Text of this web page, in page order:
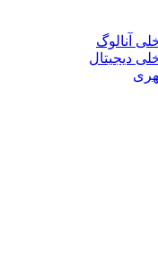
آنالوگ
دیجیتال